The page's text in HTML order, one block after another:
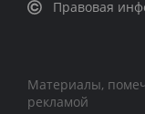
Правовая
Материалы,
рекламой